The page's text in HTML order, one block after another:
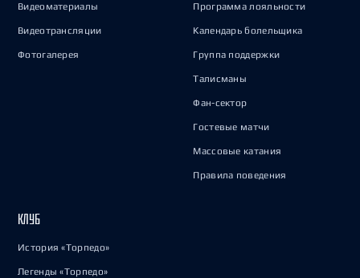
Видеоматериалы
Видеотрансляции
Фотогалерея
Программа лояльности
Календарь болельщика
Группа поддержки
Талисманы
Фан-сектор
Гостевые матчи
Массовые катания
Правила поведения
КЛУБ
История «Торпедо»
Легенды «Торпедо»